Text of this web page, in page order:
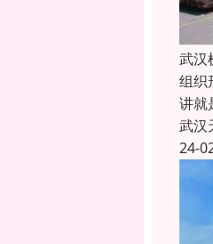
武汉
组织
讲就
武汉
24-